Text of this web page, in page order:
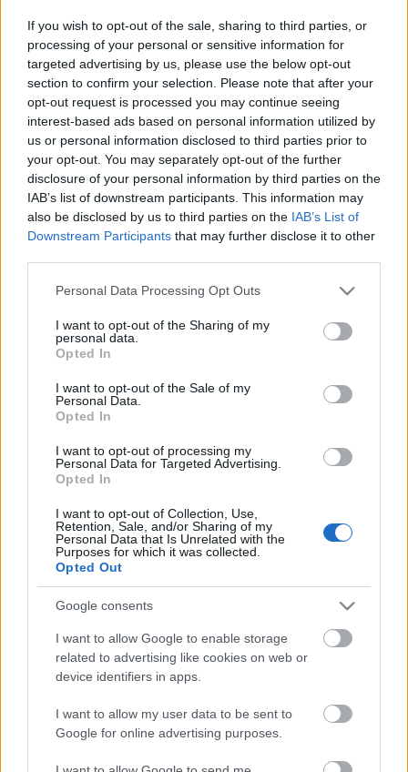
If you wish to opt-out of the sale, sharing to third parties, or
processing of your personal or sensitive information for
targeted advertising by us, please use the below opt-out
section to confirm your selection. Please note that after your
opt-out request is processed you may continue seeing
interest-based ads based on personal information utilized by
us or personal information disclosed to third parties prior to
your opt-out. You may separately opt-out of the further
disclosure of your personal information by third parties on the
IAB’s list of downstream participants. This information may
also be disclosed by us to third parties on the IAB’s List of
Downstream Participants that may further disclose it to other
Please note that this website/app uses one or more Google
not limited to your visit or usage behaviour. You may click to
grant or deny consent to Google and its third-party tags to
use your data for below specified purposes in below Google
consent section.
Personal Data Processing Opt Outs
I want to opt-out of the Sharing of my
personal data.
Opted In
I want to opt-out of the Sale of my
Personal Data.
Opted In
I want to opt-out of processing my
Personal Data for Targeted Advertising.
Opted In
I want to opt-out of Collection, Use,
Retention, Sale, and/or Sharing of my
Personal Data that Is Unrelated with the
Purposes for which it was collected.
Opted Out
Google consents
I want to allow Google to enable storage
related to advertising like cookies on web or
device identifiers in apps.
I want to allow my user data to be sent to
Google for online advertising purposes.
Elmagyarázzuk az "amennyit felvesz"
fogalmát: sztrapacska kezdőknek
2018. június 01.
Amikor szűkösebb időkben csak drágán, vagy
egyáltalán nem lehetett gabonához jutni, a liszt egy
részét a könnyen elérhető krumplival
helyettesítették, sőt, még tojást sem tettek hozzá...
Friss és ropogós
köntösben: kávéként is
elkészíthető
Grillezett cukkini
lesz igazán ízes
2019. szeptember 03. 09:35
Kétszínű
ízű a sárga és a piros
rész
2019. szeptember 03. 08:30
Ne maradj le semmiről!